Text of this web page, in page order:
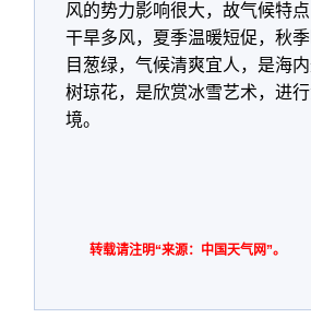
风的势力影响很大，故气候特
干旱多风，夏季温暖短促，秋
目葱绿，气候清爽宜人，是海
树琼花，是欣赏冰雪艺术，进
境。
转载请注明“来源：中国天气网”。